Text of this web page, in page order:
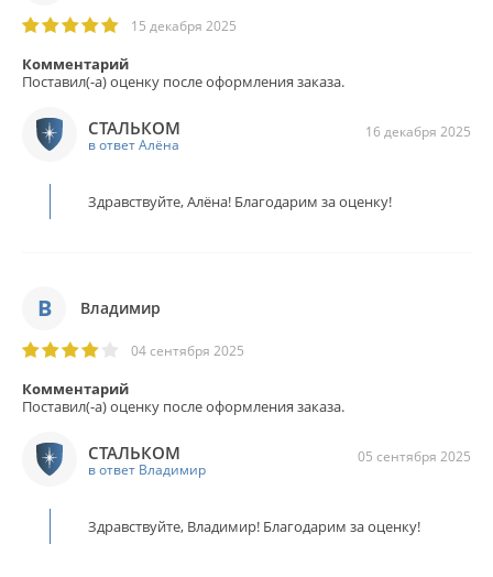
15 декабря 2025
Комментарий
Поставил(-а) оценку после оформления заказа.
16 декабря 2025
СТАЛЬКОМ
в ответ Алёна
Здравствуйте, Алёна! Благодарим за оценку!
В Владимир
04 сентября 2025
Комментарий
Поставил(-а) оценку после оформления заказа.
05 сентября 2025
СТАЛЬКОМ
в ответ Владимир
Здравствуйте, Владимир! Благодарим за оценку!